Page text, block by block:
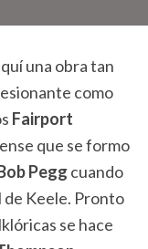
una obra tan
como
Fairport
que se formo
Pegg cuando
de Keele. Pronto
se hace